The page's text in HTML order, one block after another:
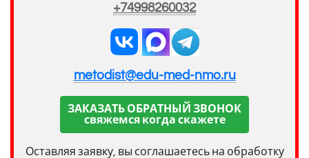
+74998260032
metodist@edu-med-nmo.ru
ЗАКАЗАТЬ ОБРАТНЫЙ ЗВОНОК
свяжемся когда скажете
Оставляя заявку, вы соглашаетесь на обработку